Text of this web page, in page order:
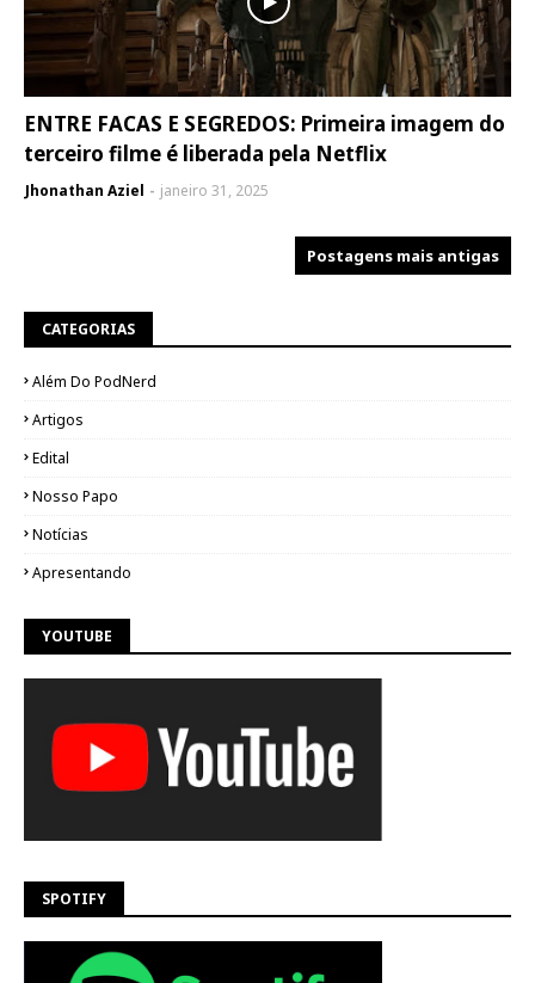
ENTRE FACAS E SEGREDOS: Primeira imagem do
terceiro filme é liberada pela Netflix
Jhonathan Aziel janeiro 31, 2025
Postagens mais antigas
CATEGORIAS
Além Do PodNerd
Artigos
Edital
Nosso Papo
Notícias
Apresentando
YOUTUBE
SPOTIFY